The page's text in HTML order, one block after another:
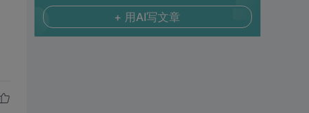
+ 用AI写文章